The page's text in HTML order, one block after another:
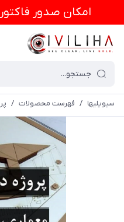
امكان صدور
سیویلیها / فهرست محصولات /